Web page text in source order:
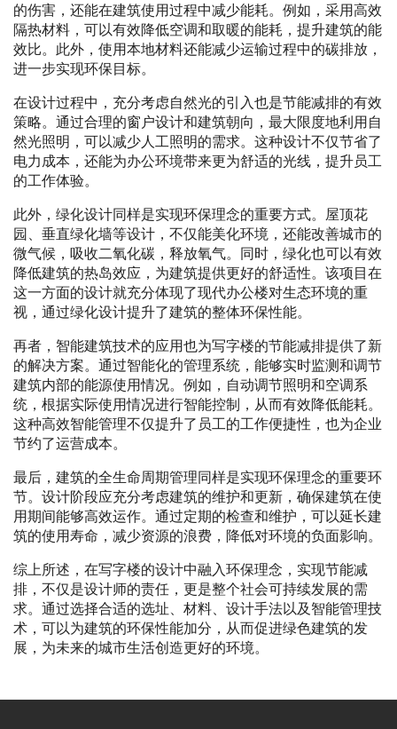
的伤害，还能在建筑使用过程中减少能耗。例如，采用高效
隔热材料，可以有效降低空调和取暖的能耗，提升建筑的能
效比。此外，使用本地材料还能减少运输过程中的碳排放，
进一步实现环保目标。
在设计过程中，充分考虑自然光的引入也是节能减排的有效
策略。通过合理的窗户设计和建筑朝向，最大限度地利用自
然光照明，可以减少人工照明的需求。这种设计不仅节省了
电力成本，还能为办公环境带来更为舒适的光线，提升员工
的工作体验。
此外，绿化设计同样是实现环保理念的重要方式。屋顶花
园、垂直绿化墙等设计，不仅能美化环境，还能改善城市的
微气候，吸收二氧化碳，释放氧气。同时，绿化也可以有效
降低建筑的热岛效应，为建筑提供更好的舒适性。该项目在
这一方面的设计就充分体现了现代办公楼对生态环境的重
视，通过绿化设计提升了建筑的整体环保性能。
再者，智能建筑技术的应用也为写字楼的节能减排提供了新
的解决方案。通过智能化的管理系统，能够实时监测和调节
建筑内部的能源使用情况。例如，自动调节照明和空调系
统，根据实际使用情况进行智能控制，从而有效降低能耗。
这种高效智能管理不仅提升了员工的工作便捷性，也为企业
节约了运营成本。
最后，建筑的全生命周期管理同样是实现环保理念的重要环
节。设计阶段应充分考虑建筑的维护和更新，确保建筑在使
用期间能够高效运作。通过定期的检查和维护，可以延长建
筑的使用寿命，减少资源的浪费，降低对环境的负面影响。
综上所述，在写字楼的设计中融入环保理念，实现节能减
排，不仅是设计师的责任，更是整个社会可持续发展的需
求。通过选择合适的选址、材料、设计手法以及智能管理技
术，可以为建筑的环保性能加分，从而促进绿色建筑的发
展，为未来的城市生活创造更好的环境。